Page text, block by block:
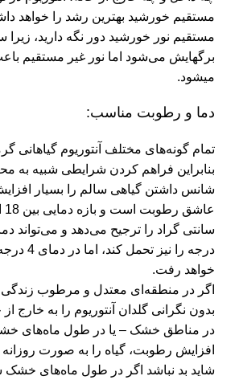
مستقیم خورشید بهترین رشد را خواهد
مستقیم نور خورشید دور نگه دارید،
برگهایش می‌شود اما نور غیر مستقیم
میشود.
دما و رطوبت مناسب:
تمام گونه‌های مختلف آنتوریوم گیاهانی
بنابراین فراهم کردن شرایطی شبیه به
شانس داشتن گیاهی سالم را بسیار
درجه را نیز
خواهد رفت.
اگر در منطقه‌ای معتدل و مرطوب زندگی
بدون نگرانی گلدان آنتوریوم را به خارج از
در مناطق خشک – یا در طول ماه‌های
افزایش رطوبت، گیاه را به صورت
شاید بد نباشد اگر در طول ماه‌های خشک